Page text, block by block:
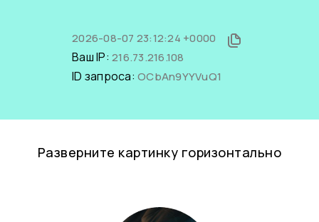
2026-08-07 23:12:24 +0000
Ваш IP: 216.73.216.108
ID запроса: OCbAn9YYVuQ1
Разверните картинку горизонтально